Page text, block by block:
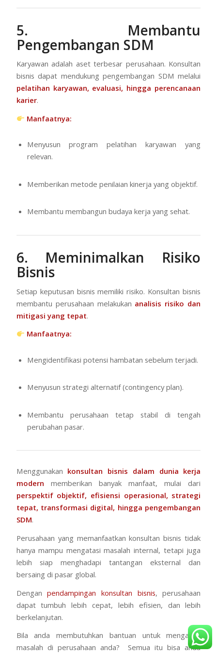
5. Membantu
Pengembangan SDM
Karyawan adalah aset terbesar perusahaan. Konsultan
bisnis dapat mendukung pengembangan SDM melalui
pelatihan karyawan, evaluasi, hingga perencanaan
karier.
Manfaatnya:
Menyusun program pelatihan karyawan yang
relevan.
Memberikan metode penilaian kinerja yang objektif.
Membantu membangun budaya kerja yang sehat.
6. Meminimalkan Risiko
Bisnis
Setiap keputusan bisnis memiliki risiko. Konsultan bisnis
membantu perusahaan melakukan analisis risiko dan
mitigasi yang tepat.
Manfaatnya:
Mengidentifikasi potensi hambatan sebelum terjadi.
Menyusun strategi alternatif (contingency plan).
Membantu perusahaan tetap stabil di tengah
perubahan pasar.
Menggunakan konsultan bisnis dalam dunia kerja
modern memberikan banyak manfaat, mulai dari
perspektif objektif, efisiensi operasional, strategi
tepat, transformasi digital, hingga pengembangan
SDM.
Perusahaan yang memanfaatkan konsultan bisnis tidak
hanya mampu mengatasi masalah internal, tetapi juga
lebih siap menghadapi tantangan eksternal dan
bersaing di pasar global.
Denganpendampingan konsultan bisnis, perusahaan
dapat tumbuh lebih cepat, lebih efisien, dan lebih
berkelanjutan.
Bila anda membutuhkan bantuan untuk mengatasi
masalah di perusahaan anda? Semua itu bisa anda